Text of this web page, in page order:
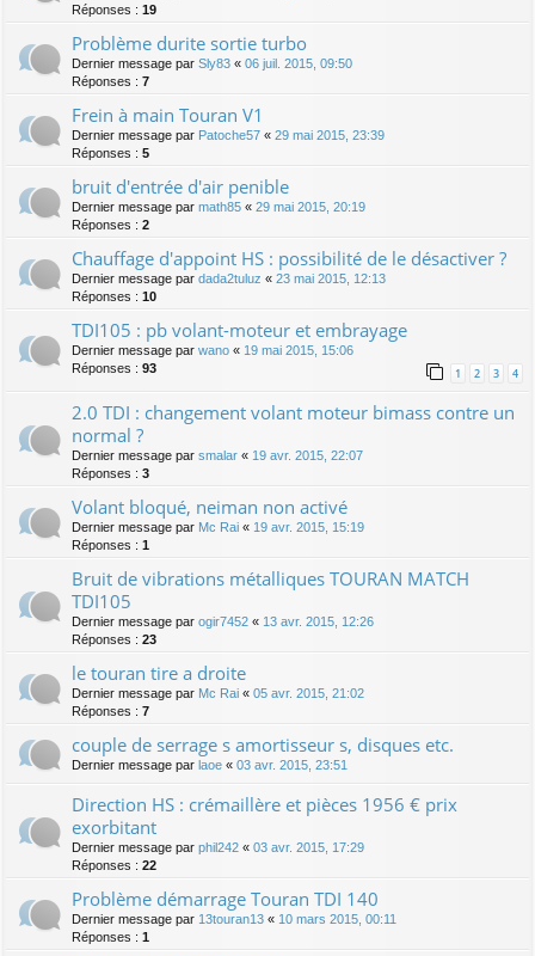
Réponses : 19
Problème durite sortie turbo
Dernier message par Sly83 « 06 juil. 2015, 09:50
Réponses : 7
Frein à main Touran V1
Dernier message par Patoche57 « 29 mai 2015, 23:39
Réponses : 5
bruit d'entrée d'air penible
Dernier message par math85 « 29 mai 2015, 20:19
Réponses : 2
Chauffage d'appoint HS : possibilité de le désactiver ?
Dernier message par dada2tuluz « 23 mai 2015, 12:13
Réponses : 10
TDI105 : pb volant-moteur et embrayage
Dernier message par wano « 19 mai 2015, 15:06
Réponses : 93 1 2 3 4
2.0 TDI : changement volant moteur bimass contre un
normal ?
Dernier message par smalar « 19 avr. 2015, 22:07
Réponses : 3
Volant bloqué, neiman non activé
Dernier message par Mc Rai « 19 avr. 2015, 15:19
Réponses : 1
Bruit de vibrations métalliques TOURAN MATCH
TDI105
Dernier message par ogir7452 « 13 avr. 2015, 12:26
Réponses : 23
le touran tire a droite
Dernier message par Mc Rai « 05 avr. 2015, 21:02
Réponses : 7
couple de serrage s amortisseur s, disques etc.
Dernier message par laoe « 03 avr. 2015, 23:51
Direction HS : crémaillère et pièces 1956 € prix
exorbitant
Dernier message par phil242 « 03 avr. 2015, 17:29
Réponses : 22
Problème démarrage Touran TDI 140
Dernier message par 13touran13 « 10 mars 2015, 00:11
Réponses : 1